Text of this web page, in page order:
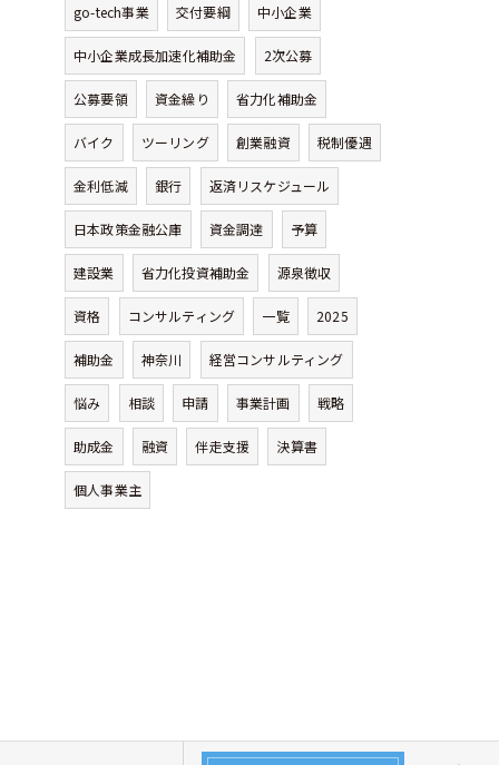
go-tech事業 交付要綱 中小企業
中小企業成長加速化補助金 2次公募
公募要領 資金繰り 省力化補助金
バイク ツーリング 創業融資 税制優遇
金利低減 銀行 返済リスケジュール
日本政策金融公庫 資金調達 予算
建設業 省力化投資補助金 源泉徴収
資格 コンサルティング 一覧 2025
補助金 神奈川 経営コンサルティング
悩み 相談 申請 事業計画 戦略
助成金 融資 伴走支援 決算書
個人事業主